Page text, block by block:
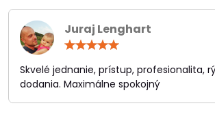
Juraj Lenghart
/
5
Skvelé jednanie, prístup, profesionalita,
dodania. Maximálne spokojný